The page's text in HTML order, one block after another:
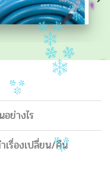
ย่างไร
เรื่องเปลี่ยน/คืน